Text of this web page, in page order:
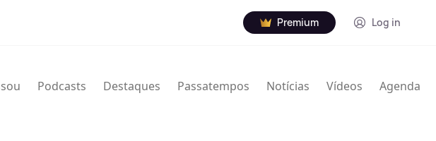
Premium Log in
Podcasts Destaques Passatempos Notícias Vídeos Agenda